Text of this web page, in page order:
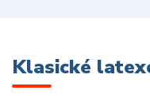
Klasické